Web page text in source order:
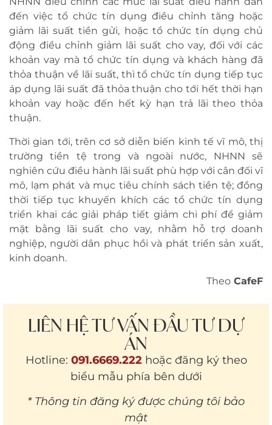
đến việc tổ chức tín dụng điều chỉnh tăng hoặc
giảm lãi suất tiền gửi, hoặc tổ chức tín dụng chủ
động điều chỉnh giảm lãi suất cho vay, đối với các
khoản vay mà tổ chức tín dụng và khách hàng đã
thỏa thuận về lãi suất, thì tổ chức tín dụng tiếp tục
áp dụng lãi suất đã thỏa thuận cho tới hết thời hạn
khoản vay hoặc đến hết kỳ hạn trả lãi theo thỏa
thuận.
Thời gian tới, trên cơ sở diễn biến kinh tế vĩ mô, thị
trường tiền tệ trong và ngoài nước, NHNN sẽ
nghiên cứu điều hành lãi suất phù hợp với cân đối vĩ
mô, lạm phát và mục tiêu chính sách tiền tệ; đồng
thời tiếp tục khuyến khích các tổ chức tín dụng
triển khai các giải pháp tiết giảm chi phí để giảm
mặt bằng lãi suất cho vay, nhằm hỗ trợ doanh
nghiệp, người dân phục hồi và phát triển sản xuất,
kinh doanh.
Theo CafeF
LIÊN HỆ TƯ VẤN ĐẦU TƯ DỰ
ÁN
Hotline: 091.6669.222 hoặc đăng ký theo
biểu mẫu phía bên dưới
* Thông tin đăng ký được chúng tôi bảo
mật